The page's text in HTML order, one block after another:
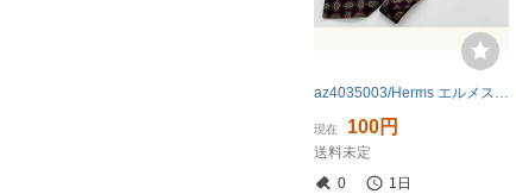
az4035003/Herms エルメス ネクタイ オーバル小紋柄 幾何学柄 絹 シルク100％
現在 100円
送料未定
0
1日